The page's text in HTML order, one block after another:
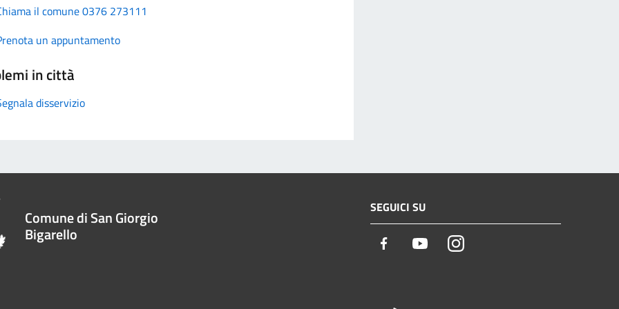
il comune 0376 273111
un appuntamento
in città
disservizio
Comune di San Giorgio
Bigarello
SEGUICI SU
Facebook YoutubeInstagram